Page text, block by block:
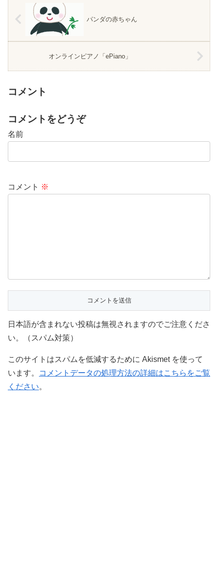
パンダの赤ちゃん
オンラインピアノ「ePiano」
コメント
コメントをどうぞ
名前
コメント ※
日本語が含まれない投稿は無視されますのでご注意くださ
い。（スパム対策）
このサイトはスパムを低減するために Akismet を使って
います。
コメントデータの処理方法の詳細はこちらをご覧
ください。